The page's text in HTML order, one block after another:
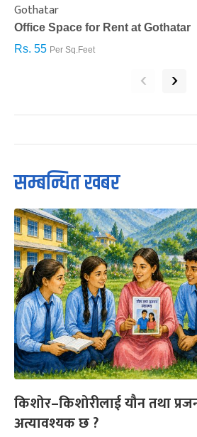
Gothatar
Office Space for Rent at Gothatar
Rs. 55 Per Sq.Feet
‹ ›
सम्बन्धित खबर
किशोर–किशोरीलाई यौन तथा
अत्यावश्यक छ ?